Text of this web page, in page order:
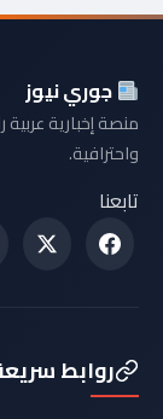
جوري نيوز
منصة إخبارية عربية
واحترافية.
تابعنا
روابط